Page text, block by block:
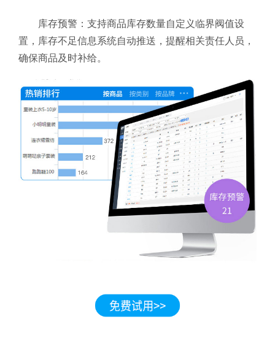
库存预警：支持商品库存数量自定义临界阀值设
置，库存不足信息系统自动推送，提醒相关责任人员，
确保商品及时补给。